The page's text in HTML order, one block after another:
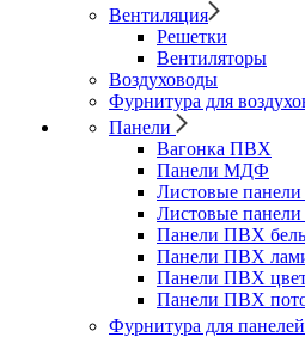
Вентиляция
Решетки
Вентиляторы
Воздуховоды
Фурнитура для
Панели
Вагонка ПВХ
Панели МДФ
Листовые панели
Листовые
Панели ПВХ
Панели ПВХ
Панели ПВХ
Панели ПВХ
Фурнитура для панелей